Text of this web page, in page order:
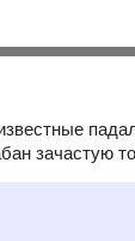
зачастую